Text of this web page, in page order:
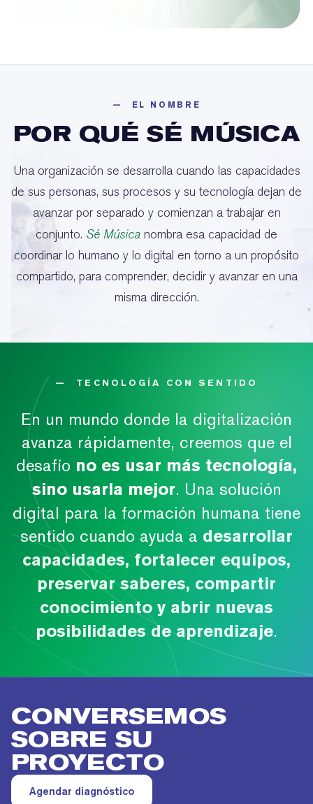
— EL NOMBRE
POR QUÉ SÉ MÚSICA
Una organización se desarrolla cuando las capacidades
de sus personas, sus procesos y su tecnología dejan de
avanzar por separado y comienzan a trabajar en
conjunto. Sé Música nombra esa capacidad de
coordinar lo humano y lo digital en torno a un propósito
compartido, para comprender, decidir y avanzar en una
misma dirección.
— TECNOLOGÍA CON SENTIDO
En un mundo donde la digitalización
avanza rápidamente, creemos que el
desafío no es usar más tecnología,
sino usarla mejor. Una solución
digital para la formación humana tiene
sentido cuando ayuda a desarrollar
capacidades, fortalecer equipos,
preservar saberes, compartir
conocimiento y abrir nuevas
posibilidades de aprendizaje.
CONVERSEMOS
SOBRE SU
PROYECTO
Agendar diagnóstico